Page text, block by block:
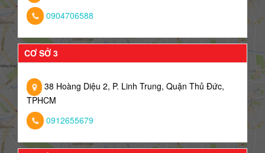
0904706588
CƠ SỞ 3
38 Hoàng Diệu 2, P. Linh Trung, Quận Thủ Đức,
TPHCM
0912655679